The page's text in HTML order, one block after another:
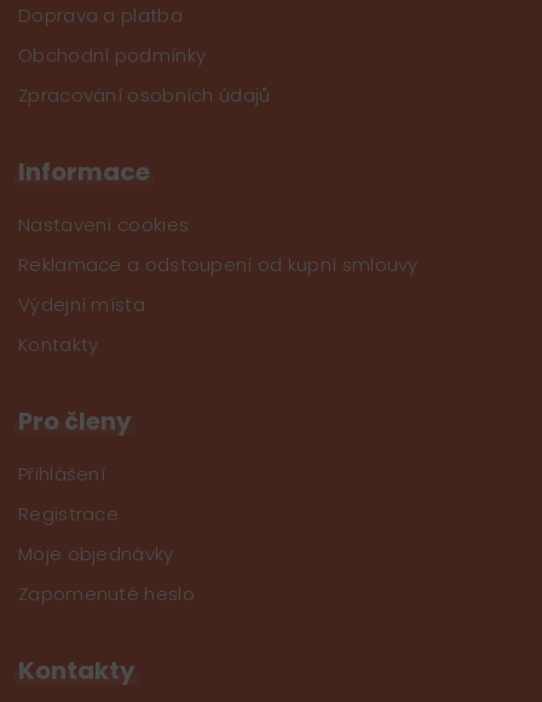
Doprava a platba
Obchodní podmínky
Zpracování osobních údajů
Informace
Nastavení cookies
Reklamace a odstoupení od kupní smlouvy
Výdejní místa
Kontakty
Pro členy
Přihlášení
Registrace
Moje objednávky
Zapomenuté heslo
Kontakty